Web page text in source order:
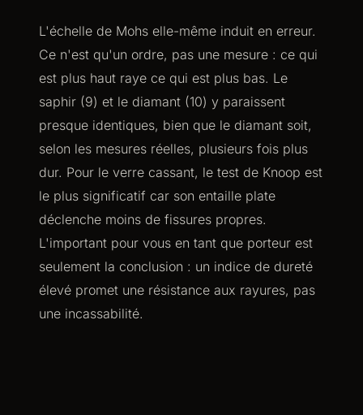
L'échelle de Mohs elle-même induit en erreur.
Ce n'est qu'un ordre, pas une mesure : ce qui
est plus haut raye ce qui est plus bas. Le
saphir (9) et le diamant (10) y paraissent
presque identiques, bien que le diamant soit,
selon les mesures réelles, plusieurs fois plus
dur. Pour le verre cassant, le test de Knoop est
le plus significatif car son entaille plate
déclenche moins de fissures propres.
L'important pour vous en tant que porteur est
seulement la conclusion : un indice de dureté
élevé promet une résistance aux rayures, pas
une incassabilité.